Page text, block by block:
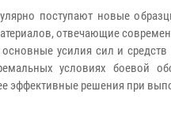
поступают новые
отвечающие
усилия сил и
условиях боевой
эффективные решения при